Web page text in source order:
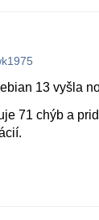
13 vyšla
71 chýb a